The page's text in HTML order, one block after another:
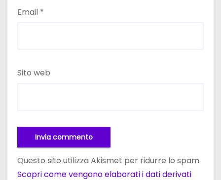
Email *
Sito web
Questo sito utilizza Akismet per ridurre lo spam.
Scopri come vengono elaborati i dati derivati